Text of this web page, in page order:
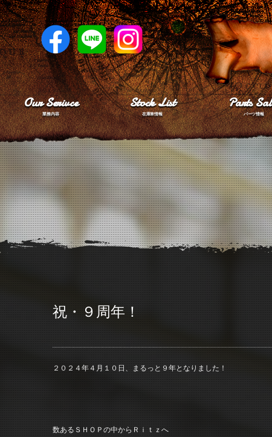
Our Serivce
業務内容
Stock List
在庫車情報
Parts
パーツ情報
祝・９周年！
２０２４年４月１０日、まるっと９年となりました！
数あるＳＨＯＰの中からＲｉｔｚへ